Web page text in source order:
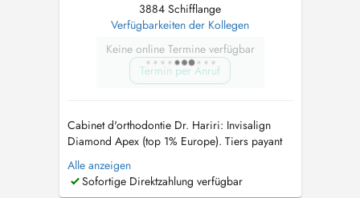
3884 Schifflange
Verfügbarkeiten der Kollegen
Keine online Termine verfügbar
Termin per Anruf
Cabinet d'orthodontie Dr. Hariri: Invisalign
Diamond Apex (top 1% Europe). Tiers payant
agréé (PID). Diplômée de l'Université Paris
Descartes et praticienne Diamond Invisalign,
alliant expertise et innovation dans un cadre
Alle anzeigen
Sofortige Direktzahlung verfügbar